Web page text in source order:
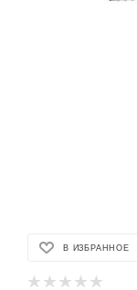
В ИЗБРАННОЕ